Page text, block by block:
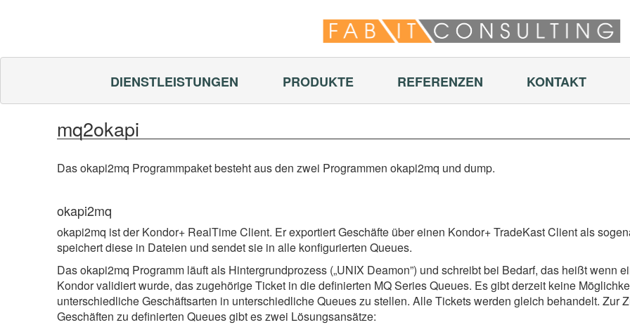
DIENSTLEISTUNGEN PRODUKTE REFERENZEN KONTAKT
mq2okapi
Das okapi2mq Programmpaket besteht aus den zwei Programmen okapi2mq und dump.
okapi2mq
okapi2mq ist der Kondor+ RealTime Client. Er exportiert Geschäfte über einen Kondor+ TradeKast Client als
speichert diese in Dateien und sendet sie in alle konfigurierten Queues.
Das okapi2mq Programm läuft als Hintergrundprozess („UNIX Deamon”) und schreibt bei Bedarf, das heißt wenn
Kondor validiert wurde, das zugehörige Ticket in die definierten MQ Series Queues. Es gibt derzeit keine
unterschiedliche Geschäftsarten in unterschiedliche Queues zu stellen. Alle Tickets werden gleich behandelt. Zur
Geschäften zu definierten Queues gibt es zwei Lösungsansätze: